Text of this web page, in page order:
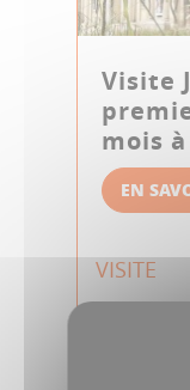
Visite
mois
EN
VISITE